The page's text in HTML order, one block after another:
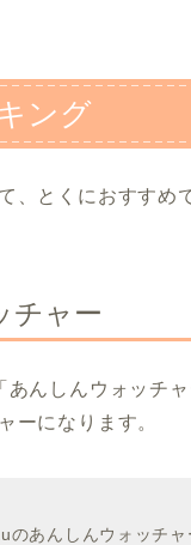
ング
、とくにおすすめ
チャー
んしんウォッチ
ーになります。
あんしんウォッチャ